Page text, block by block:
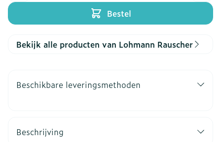
Bestel
Bekijk alle producten van Lohmann Rauscher
Beschikbare leveringsmethoden
Beschrijving